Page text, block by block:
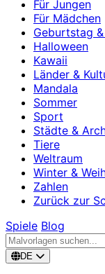
Für Jungen
Für Mädchen
Geburtstag
Halloween
Kawaii
Länder &
Mandala
Sommer
Sport
Städte &
Tiere
Weltraum
Winter &
Zahlen
Zurück zur
Spiele Blog
DE